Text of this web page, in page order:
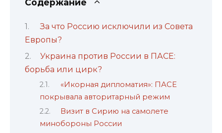
За что Россию исключили из Совета
Европы?
Украина против России в ПАСЕ:
борьба или цирк?
«Икорная дипломатия»: ПАСЕ
покрывала авторитарный режим
Визит в Сирию на самолете
минобороны России